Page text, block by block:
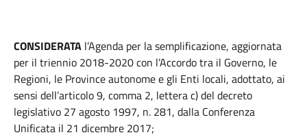
CONSIDERATA l’Agenda per la semplificazione, aggiornata
per il triennio 2018-2020 con l’Accordo tra il Governo, le
Regioni, le Province autonome e gli Enti locali, adottato, ai
sensi dell’articolo 9, comma 2, lettera c) del decreto
legislativo 27 agosto 1997, n. 281, dalla Conferenza
Unificata il 21 dicembre 2017;